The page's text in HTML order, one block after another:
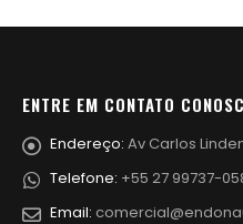
ENTRE EM CONTATO
Endereço: Av Carlos
Telefone: +55 27 99737-
Email: